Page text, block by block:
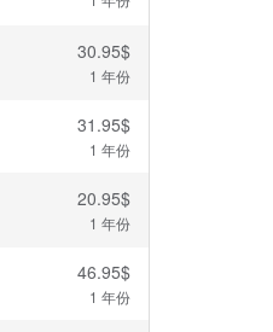
30.95$
1 年份
31.95$
1 年份
20.95$
1 年份
46.95$
1 年份